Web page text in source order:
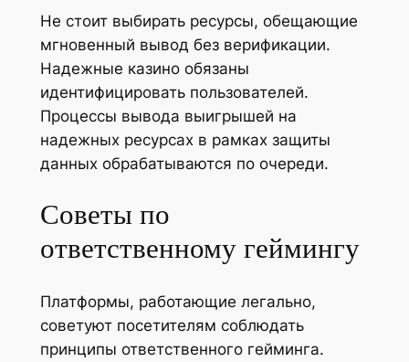
Не стоит выбирать ресурсы, обещающие
мгновенный вывод без верификации.
Надежные казино обязаны
идентифицировать пользователей.
Процессы вывода выигрышей на
надежных ресурсах в рамках защиты
данных обрабатываются по очереди.
Советы по
ответственному геймингу
Платформы, работающие легально,
советуют посетителям соблюдать
принципы ответственного гейминга.